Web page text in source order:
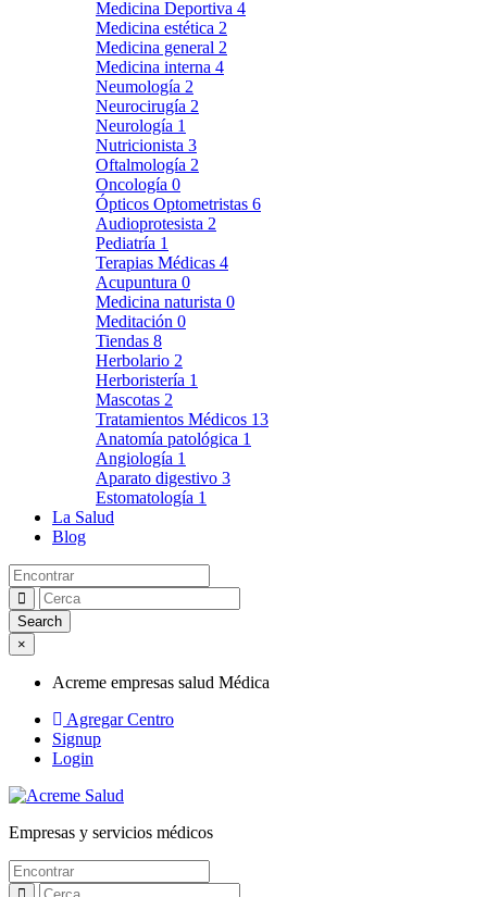
Medicina Deportiva 4
Medicina estética 2
Medicina general 2
Medicina interna 4
Neumología 2
Neurocirugía 2
Neurología 1
Nutricionista 3
Oftalmología 2
Oncología 0
Ópticos Optometristas 6
Audioprotesista 2
Pediatría 1
Terapias Médicas 4
Acupuntura 0
Medicina naturista 0
Meditación 0
Tiendas 8
Herbolario 2
Herboristería 1
Mascotas 2
Tratamientos Médicos 13
Anatomía patológica 1
Angiología 1
Aparato digestivo 3
Estomatología 1
La Salud
Blog
×
Acreme empresas salud Médica
Agregar Centro
Signup
Login
Acreme empresas salud Médica
Empresas y servicios médicos